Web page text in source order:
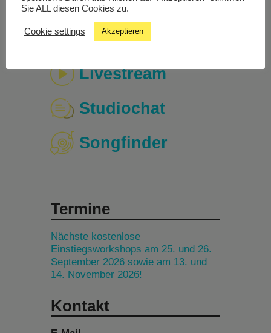
Livestream
Studiochat
Songfinder
Termine
Nächste kostenlose
Einstiegsworkshops am 25. und 26.
September 2026 sowie am 13. und
14. November 2026!
Kontakt
Sie ALL diesen Cookies zu.
Cookie settings Akzeptieren